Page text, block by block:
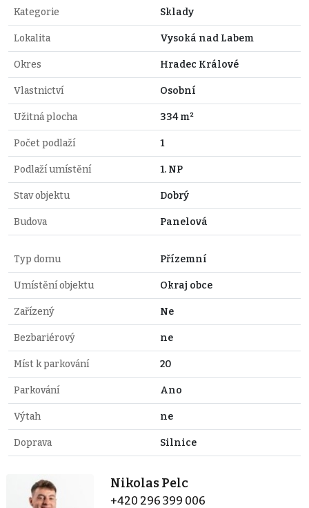
Kategorie Sklady
Lokalita Vysoká nad Labem
Okres Hradec Králové
Vlastnictví Osobní
Užitná plocha 334 m²
Počet podlaží 1
Podlaží umístění 1. NP
Stav objektu Dobrý
Budova Panelová
Typ domu Přízemní
Umístění objektu Okraj obce
Zařízený Ne
Bezbariérový ne
Míst k parkování 20
Parkování Ano
Výtah ne
Doprava Silnice
Nikolas Pelc
+420 296 399 006